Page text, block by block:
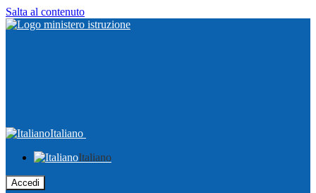
Salta al contenuto
Italiano
Italiano
Accedi